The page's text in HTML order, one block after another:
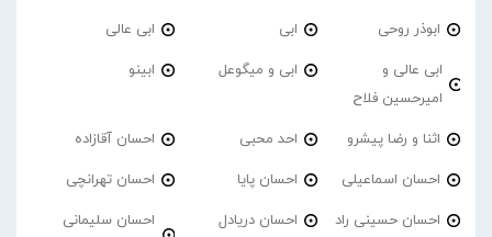
ابوذر روحی ابی ابی عالی
ابی عالی و
امیرحسین فلاح
ابی و میگوعل ابینو
اثنا و رضا پیشرو احد محبی احسان آقازاده
احسان اسماعیلی احسان پایا احسان تهرانچی
احسان حسینی راد احسان دریادل
احسان سلیمانی